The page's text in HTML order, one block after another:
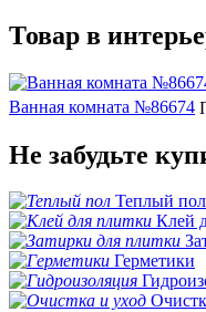
Товар в
Ванная комната №86674
Не забудьте
Теплый пол
Клей
Герметики